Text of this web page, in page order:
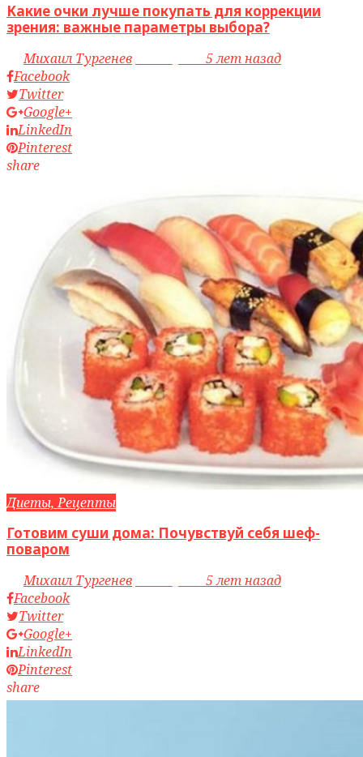
Какие очки лучше покупать для коррекции
зрения: важные параметры выбора?
byМихаил Тургенев
5 лет назад
Facebook
Twitter
Google+
LinkedIn
Pinterest
share
Диеты, Рецепты
Готовим суши дома: Почувствуй себя шеф-
поваром
byМихаил Тургенев
5 лет назад
Facebook
Twitter
Google+
LinkedIn
Pinterest
share